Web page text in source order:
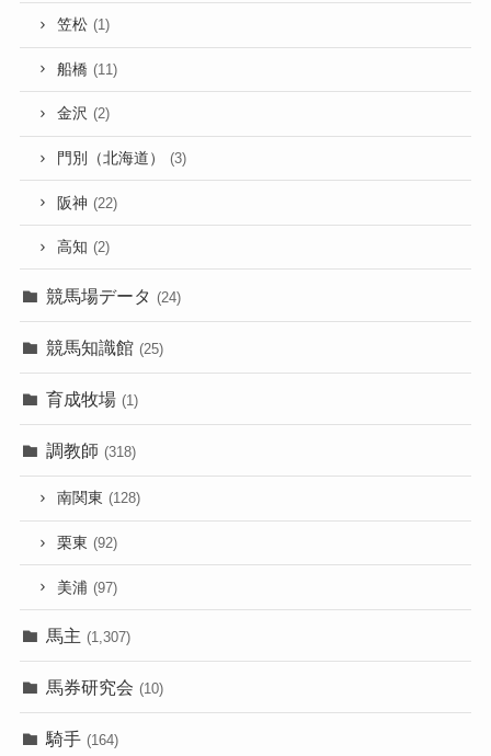
笠松 (1)
船橋 (11)
金沢 (2)
門別（北海道） (3)
阪神 (22)
高知 (2)
競馬場データ (24)
競馬知識館 (25)
育成牧場 (1)
調教師 (318)
南関東 (128)
栗東 (92)
美浦 (97)
馬主 (1,307)
馬券研究会 (10)
騎手 (164)